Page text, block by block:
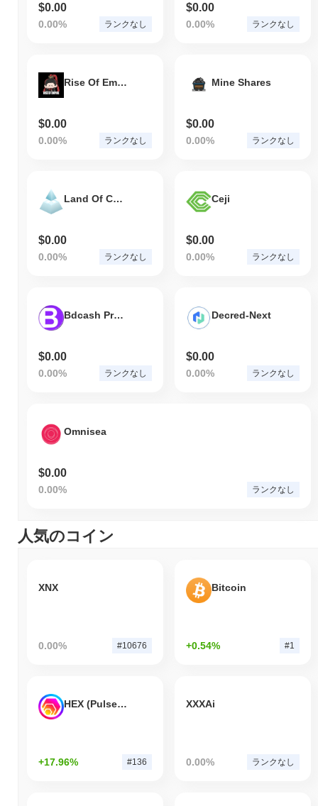
$0.00
0.00% ランクなし
$0.00
0.00% ランクなし
Rise Of Empire
$0.00
0.00% ランクなし
Mine Shares
$0.00
0.00% ランクなし
Land Of Conquest SLG
$0.00
0.00% ランクなし
Ceji
$0.00
0.00% ランクなし
Bdcash Protocol Ecosystem
$0.00
0.00% ランクなし
Decred-Next
$0.00
0.00% ランクなし
Omnisea
$0.00
0.00% ランクなし
人気のコイン
XNX
0.00% #10676
Bitcoin
+0.54% #1
HEX (Pulsechain)
+17.96% #136
XXXAi
0.00% ランクなし